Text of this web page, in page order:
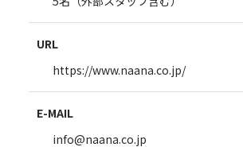
URL
https://www.naana.co.jp/
E-MAIL
info@naana.co.jp